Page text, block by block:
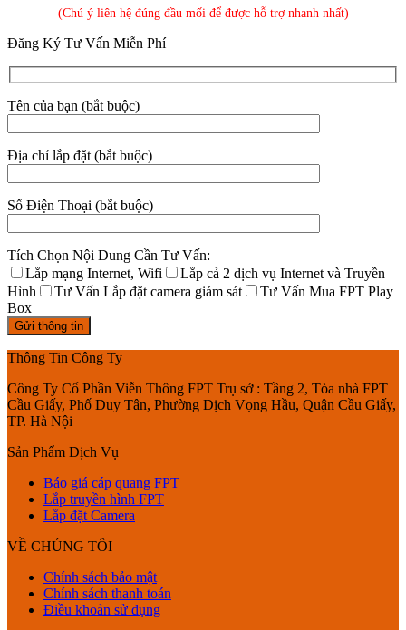
(Chú ý liên hệ đúng đầu mối để được hỗ trợ nhanh nhất)
Đăng Ký Tư Vấn Miễn Phí
Tên của bạn (bắt buộc)
Địa chỉ lắp đặt (bắt buộc)
Số Điện Thoại (bắt buộc)
Tích Chọn Nội Dung Cần Tư Vấn:
Lắp mạng Internet, Wifi
Lắp cả 2 dịch vụ Internet và Truyền
Hình
Tư Vấn Lắp đặt camera giám sát
Tư Vấn Mua FPT Play
Box
Thông Tin Công Ty
Công Ty Cổ Phần Viễn Thông FPT Trụ sở : Tầng 2, Tòa nhà FPT
Cầu Giấy, Phố Duy Tân, Phường Dịch Vọng Hầu, Quận Cầu Giấy,
TP. Hà Nội
Sản Phẩm Dịch Vụ
Báo giá cáp quang FPT
Lắp truyền hình FPT
Lắp đặt Camera
VỀ CHÚNG TÔI
Chính sách bảo mật
Chính sách thanh toán
Điều khoản sử dụng